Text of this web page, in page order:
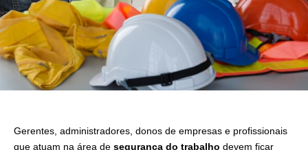
Gerentes, administradores, donos de empresas e profissionais
que atuam na área de segurança do trabalho devem ficar